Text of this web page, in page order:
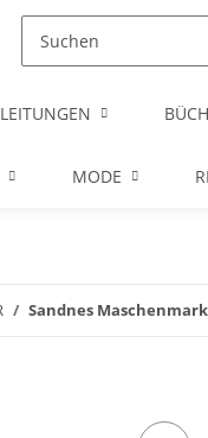
MODE
Sandnes